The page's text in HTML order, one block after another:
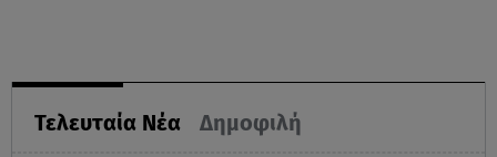
Τελευταία Νέα Δημοφιλή